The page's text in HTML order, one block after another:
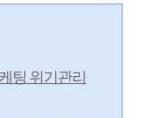
팅 위기관리